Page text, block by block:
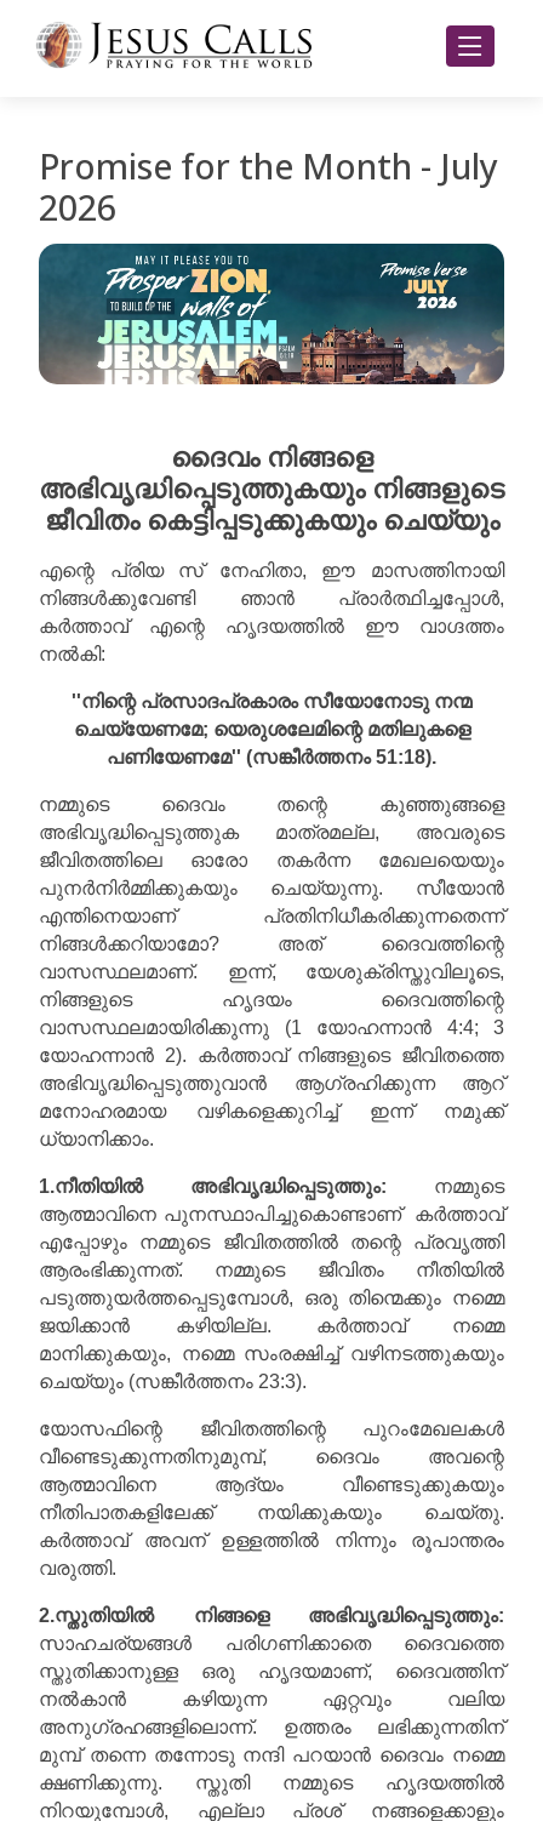
Promise for the Month - July
2026
ദൈവം നിങ്ങളെ
അഭിവൃദ്ധിപ്പെടുത്തുകയും നിങ്ങളുടെ
ജീവിതം കെട്ടിപ്പടുക്കുകയും ചെയ്യും
എന്റെ പ്രിയ സ് നേഹിതാ, ഈ മാസത്തിനായി
നിങ്ങൾക്കുവേണ്ടി ഞാൻ പ്രാർത്ഥിച്ചപ്പോൾ,
കർത്താവ് എന്റെ ഹൃദയത്തിൽ ഈ വാഗ്ദത്തം
നൽകി:
''നിന്റെ പ്രസാദപ്രകാരം സീയോനോടു നന്മ
ചെയ്യേണമേ; യെരുശലേമിന്റെ മതിലുകളെ
പണിയേണമേ'' (സങ്കീർത്തനം 51:18).
നമ്മുടെ ദൈവം തന്റെ കുഞ്ഞുങ്ങളെ
അഭിവൃദ്ധിപ്പെടുത്തുക മാത്രമല്ല, അവരുടെ
ജീവിതത്തിലെ ഓരോ തകർന്ന മേഖലയെയും
പുനർനിർമ്മിക്കുകയും ചെയ്യുന്നു. സീയോൻ
എന്തിനെയാണ് പ്രതിനിധീകരിക്കുന്നതെന്ന്
നിങ്ങൾക്കറിയാമോ? അത് ദൈവത്തിന്റെ
വാസസ്ഥലമാണ്. ഇന്ന്, യേശുക്രിസ്തുവിലൂടെ,
നിങ്ങളുടെ ഹൃദയം ദൈവത്തിന്റെ
വാസസ്ഥലമായിരിക്കുന്നു (1 യോഹന്നാൻ 4:4; 3
യോഹന്നാൻ 2). കർത്താവ് നിങ്ങളുടെ ജീവിതത്തെ
അഭിവൃദ്ധിപ്പെടുത്തുവാൻ ആഗ്രഹിക്കുന്ന ആറ്
മനോഹരമായ വഴികളെക്കുറിച്ച് ഇന്ന് നമുക്ക്
ധ്യാനിക്കാം.
1.നീതിയിൽ അഭിവൃദ്ധിപ്പെടുത്തും: നമ്മുടെ
ആത്മാവിനെ പുനസ്ഥാപിച്ചുകൊണ്ടാണ് കർത്താവ്
എപ്പോഴും നമ്മുടെ ജീവിതത്തിൽ തന്റെ പ്രവൃത്തി
ആരംഭിക്കുന്നത്. നമ്മുടെ ജീവിതം നീതിയിൽ
പടുത്തുയർത്തപ്പെടുമ്പോൾ, ഒരു തിന്മെക്കും നമ്മെ
ജയിക്കാൻ കഴിയില്ല. കർത്താവ് നമ്മെ
മാനിക്കുകയും, നമ്മെ സംരക്ഷിച്ച് വഴിനടത്തുകയും
ചെയ്യും (സങ്കീർത്തനം 23:3).
യോസഫിന്റെ ജീവിതത്തിന്റെ പുറംമേഖലകൾ
വീണ്ടെടുക്കുന്നതിനുമുമ്പ്, ദൈവം അവന്റെ
ആത്മാവിനെ ആദ്യം വീണ്ടെടുക്കുകയും
നീതിപാതകളിലേക്ക് നയിക്കുകയും ചെയ്തു.
കർത്താവ് അവന് ഉള്ളത്തിൽ നിന്നും രൂപാന്തരം
വരുത്തി.
2.സ്തുതിയിൽ നിങ്ങളെ അഭിവൃദ്ധിപ്പെടുത്തും:
സാഹചര്യങ്ങൾ പരിഗണിക്കാതെ ദൈവത്തെ
സ്തുതിക്കാനുള്ള ഒരു ഹൃദയമാണ്, ദൈവത്തിന്
നൽകാൻ കഴിയുന്ന ഏറ്റവും വലിയ
അനുഗ്രഹങ്ങളിലൊന്ന്. ഉത്തരം ലഭിക്കുന്നതിന്
മുമ്പ് തന്നെ തന്നോടു നന്ദി പറയാൻ ദൈവം നമ്മെ
ക്ഷണിക്കുന്നു. സ്തുതി നമ്മുടെ ഹൃദയത്തിൽ
നിറയുമ്പോൾ, എല്ലാ പ്രശ് നങ്ങളെക്കാളും